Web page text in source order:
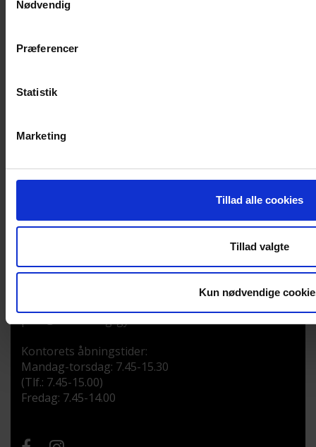
Nødvendig
Præferencer
Statistik
Marketing
Tillad alle cookies
Tillad valgte
Kun nødvendige
Aktiviteter
Tilgængelighedserklæring
Whistleblowerordning
KONTAKT OS
A. P. Møllersvej 35
post@svendborg-gym.dk
Kontorets åbningstider:
Mandag-torsdag: 7.45-15.30
(Tlf.: 7.45-15.00)
Fredag: 7.45-14.00